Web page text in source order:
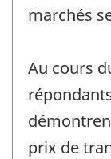
marchés
Au cours
prix de